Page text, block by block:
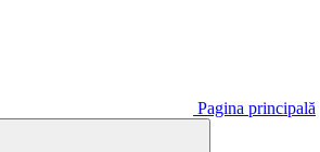
Pagina principală